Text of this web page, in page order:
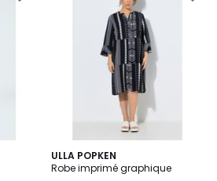
ULLA POPKEN
Robe imprimé graphique
4
/
3
Couleurs